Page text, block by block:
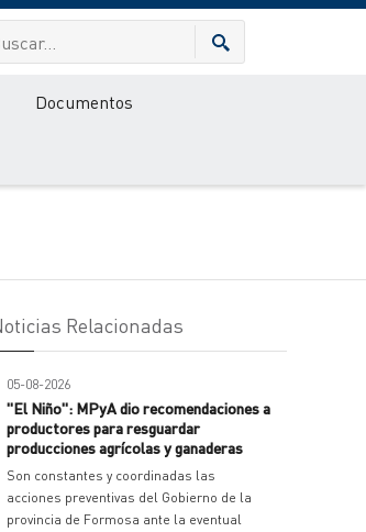
Documentos
Relacionadas
05-08-2026
"El Niño": MPyA dio recomendaciones a
productores para resguardar
producciones agrícolas y ganaderas
Son constantes y coordinadas las
acciones preventivas del Gobierno de la
provincia de Formosa ante la eventual